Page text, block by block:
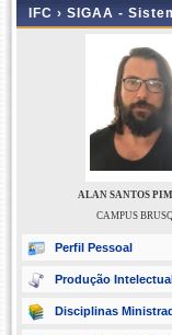
IFC › SIGAA -
ALAN SANTOS
CAMPUS
Perfil Pessoal
Produção
Disciplinas